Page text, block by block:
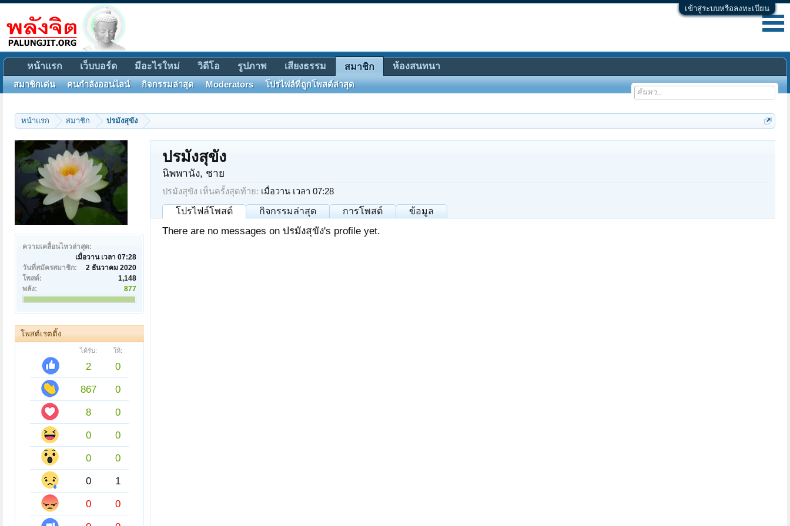
เข้าสู่ระบบหรือลงทะเบียน
หน้าแรก สมาชิก ปรมังสุขัง
ความเคลื่อนไหวล่าสุด:
เมื่อวาน เวลา 07:28
วันที่สมัครสมาชิก:
2 ธันวาคม 2020
โพสต์:
1,148
พลัง:
877
โพสต์เรตติ้ง
ได้รับ: ให้:
2
0
867
0
8
0
0
0
0
0
0
1
0
0
ปรมังสุขัง
นิพพานัง, ชาย
ปรมังสุขัง เห็นครั้งสุดท้าย: เมื่อวาน เวลา 07:28
โปรไฟล์โพสต์ กิจกรรมล่าสุด การโพสต์ ข้อมูล
There are no messages on ปรมังสุขัง's profile yet.
หน้าแรก เว็บบอร์ด มีอะไรใหม่ วิดีโอ รูปภาพ เสียงธรรม สมาชิก
สมาชิกเด่น คนกำลังออนไลน์ กิจกรรมล่าสุด Moderators โปรไฟล์ที่ถูกโพสต์ล่าสุด
ห้องสนทนา